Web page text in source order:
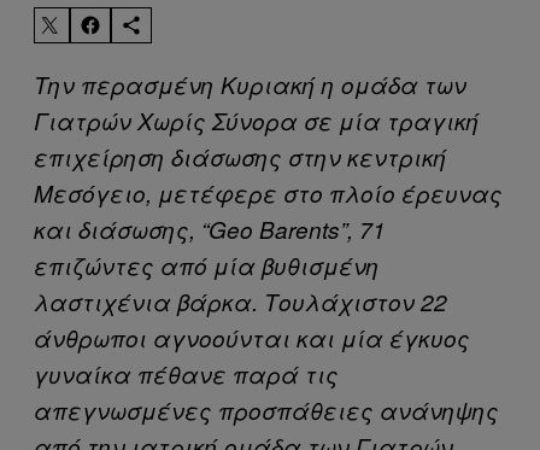
Την περασμένη Κυριακή η ομάδα των
Γιατρών Χωρίς Σύνορα σε μία τραγική
επιχείρηση διάσωσης στην κεντρική
Μεσόγειο, μετέφερε στο πλοίο έρευνας
και διάσωσης, “Geo Barents”, 71
επιζώντες από μία βυθισμένη
λαστιχένια βάρκα. Τουλάχιστον 22
άνθρωποι αγνοούνται και μία έγκυος
γυναίκα πέθανε παρά τις
απεγνωσμένες προσπάθειες ανάνηψης